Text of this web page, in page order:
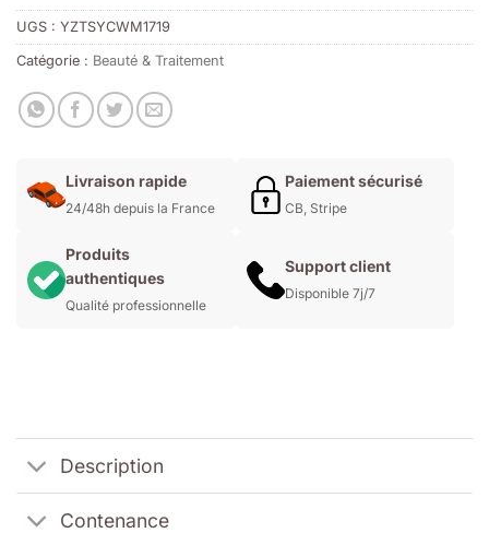
UGS : YZTSYCWM1719
Catégorie : Beauté & Traitement
Livraison rapide
24/48h depuis la France
Paiement sécurisé
CB, Stripe
Produits
authentiques
Qualité professionnelle
Support client
Disponible 7j/7
Description
Contenance